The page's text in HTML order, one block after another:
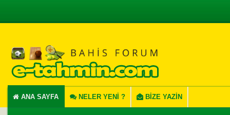
ANA SAYFA NELER YENI ? BIZE YAZIN